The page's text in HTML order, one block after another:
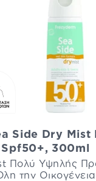
Side Dry Mist
Spf50+, 300ml
Πολύ Υψηλής
την Οικογένεια